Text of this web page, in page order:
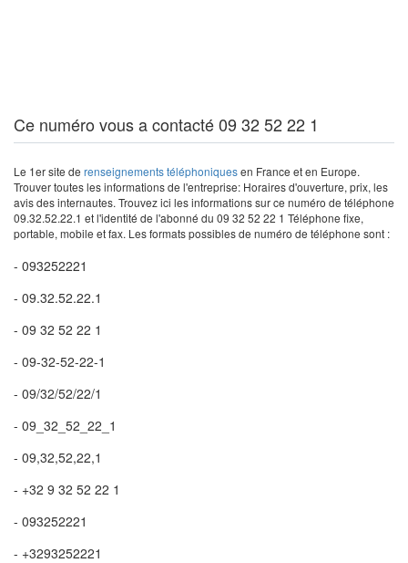
Ce numéro vous a contacté 09 32 52 22 1
Le 1er site de renseignements téléphoniquesen France et en Europe.
Trouver toutes les informations de l'entreprise: Horaires d'ouverture, prix, les
avis des internautes. Trouvez ici les informations sur ce numéro de téléphone
09.32.52.22.1 et l'identité de l'abonné du 09 32 52 22 1 Téléphone fixe,
portable, mobile et fax. Les formats possibles de numéro de téléphone sont :
- 093252221
- 09.32.52.22.1
- 09 32 52 22 1
- 09-32-52-22-1
- 09/32/52/22/1
- 09_32_52_22_1
- 09,32,52,22,1
- +32 9 32 52 22 1
- 093252221
- +3293252221